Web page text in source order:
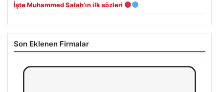
İşte Muhammed Salah’ın ilk sözleri
Son Eklenen Firmalar